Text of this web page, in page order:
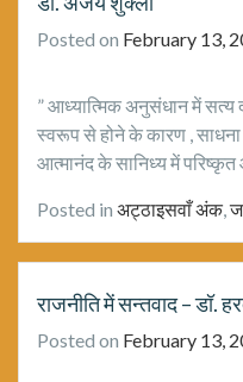
Posted on February 13,
” आध्यात्मिक अनुसंधान में सत्य
स्वरूप से होने के कारण ,
आत्मानंद के सानिध्य में
Posted in अट्ठाइसवाँ अंक,
राजनीति में सन्तवाद – डॉ.
Posted on February 13,